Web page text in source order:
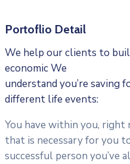
Portoflio Detail
We help our clients to
economic We
understand you’re saving
different life events:
You have within you,
that is necessary for you
successful person you’ve